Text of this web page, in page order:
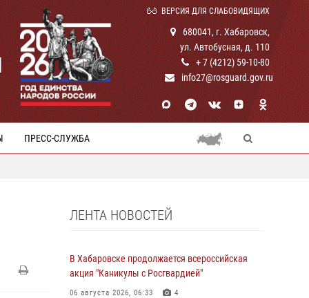
ВЕРСИЯ ДЛЯ СЛАБОВИДЯЩИХ
680041, г. Хабаровск,
ул. Автобусная, д. 110
+ 7 (4212) 59-10-80
info27@rosguard.gov.ru
ПРЕСС-СЛУЖБА
ЛЕНТА НОВОСТЕЙ
В Хабаровске продолжается всероссийская
акция "Каникулы с Росгвардией"
06 августа 2026, 06:33 4